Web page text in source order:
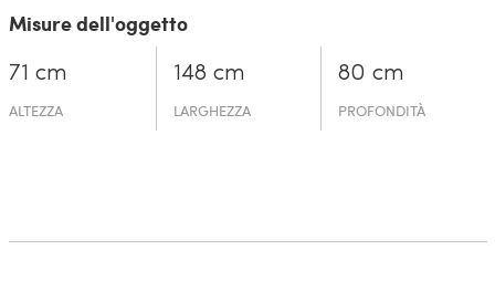
Misure dell'oggetto
71 cm
ALTEZZA
148 cm
LARGHEZZA
80 cm
PROFONDITÀ